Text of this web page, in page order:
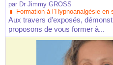
par Dr Jimmy GROSS
Formation à l’Hypnoanalgésie en
Aux travers d'exposés,
proposons de vous former à...